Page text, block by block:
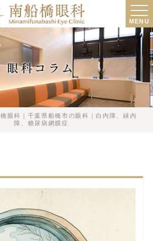
MENU
眼科コラム
眼科｜千葉県船橋市の眼科｜白内障、緑内
障、糖尿病網膜症